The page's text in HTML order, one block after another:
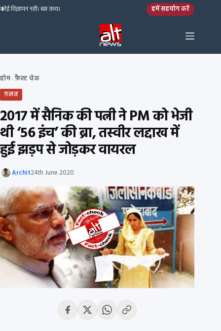
Skip to content
कोई विज्ञापन नहीं। बस तथ्य। हमें सहयोग करें
होम› फ़ैक्ट चेक
ग़लत
2017 में सैनिक की पत्नी ने PM को भेजी
थी ‘56 इंच’ की ब्रा, तस्वीर लद्दाख में
हुई झड़प से जोड़कर वायरल
Archit24th June 2020